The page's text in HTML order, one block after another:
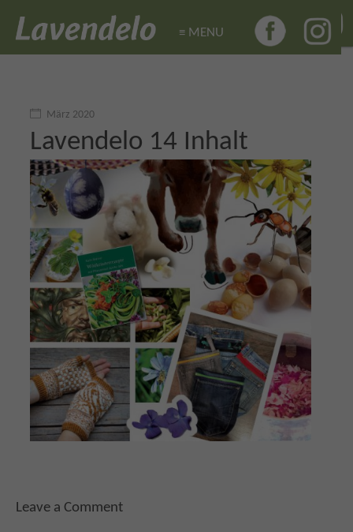
≡ MENU
≡ MENU
März 2020
Lavendelo 14 Inhalt
Leave a Comment